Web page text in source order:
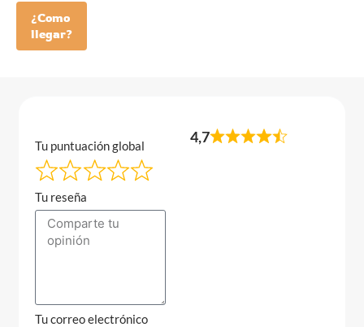
¿Como
llegar?
Tu puntuación global
Tu reseña
Tu correo electrónico
4,7